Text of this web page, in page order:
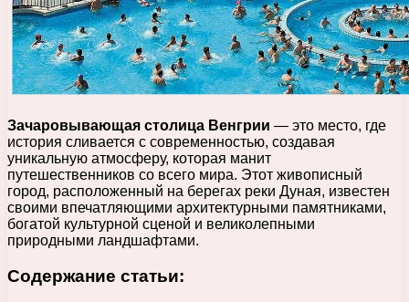
Зачаровывающая столица Венгрии — это место, где
история сливается с современностью, создавая
уникальную атмосферу, которая манит
путешественников со всего мира. Этот живописный
город, расположенный на берегах реки Дуная, известен
своими впечатляющими архитектурными памятниками,
богатой культурной сценой и великолепными
природными ландшафтами.
Содержание статьи: